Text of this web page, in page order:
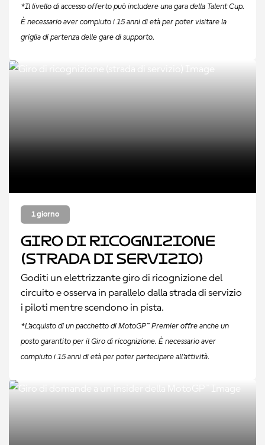
*Il livello di accesso offerto può includere una gara della Talent Cup.
È necessario aver compiuto i 15 anni di età per poter visitare la
griglia di partenza delle gare di supporto.
1 giorno
Giro di ricognizione
(strada di servizio)
Goditi un elettrizzante giro di ricognizione del
circuito e osserva in parallelo dalla strada di servizio
i piloti mentre scendono in pista.
*L'acquisto di un pacchetto di MotoGP™ Premier offre anche un
posto garantito per il Giro di ricognizione. È necessario aver
compiuto i 15 anni di età per poter partecipare all'attività.